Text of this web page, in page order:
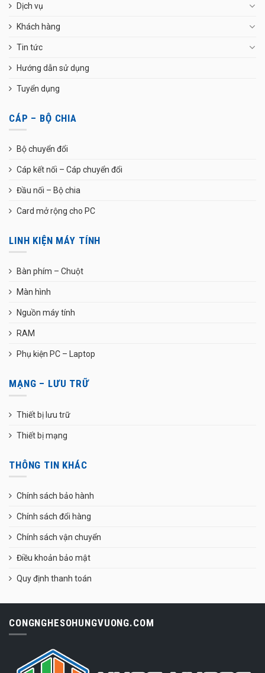
Dịch vụ
Khách hàng
Tin tức
Hướng dẫn sử dụng
Tuyển dụng
CÁP – BỘ CHIA
Bộ chuyển đổi
Cáp kết nối – Cáp chuyển đổi
Đầu nối – Bộ chia
Card mở rộng cho PC
LINH KIỆN MÁY TÍNH
Bàn phím – Chuột
Màn hình
Nguồn máy tính
RAM
Phụ kiện PC – Laptop
MẠNG – LƯU TRỮ
Thiết bị lưu trữ
Thiết bị mạng
THÔNG TIN KHÁC
Chính sách bảo hành
Chính sách đổi hàng
Chính sách vận chuyển
Điều khoản bảo mật
Quy định thanh toán
CONGNGHESOHUNGVUONG.COM